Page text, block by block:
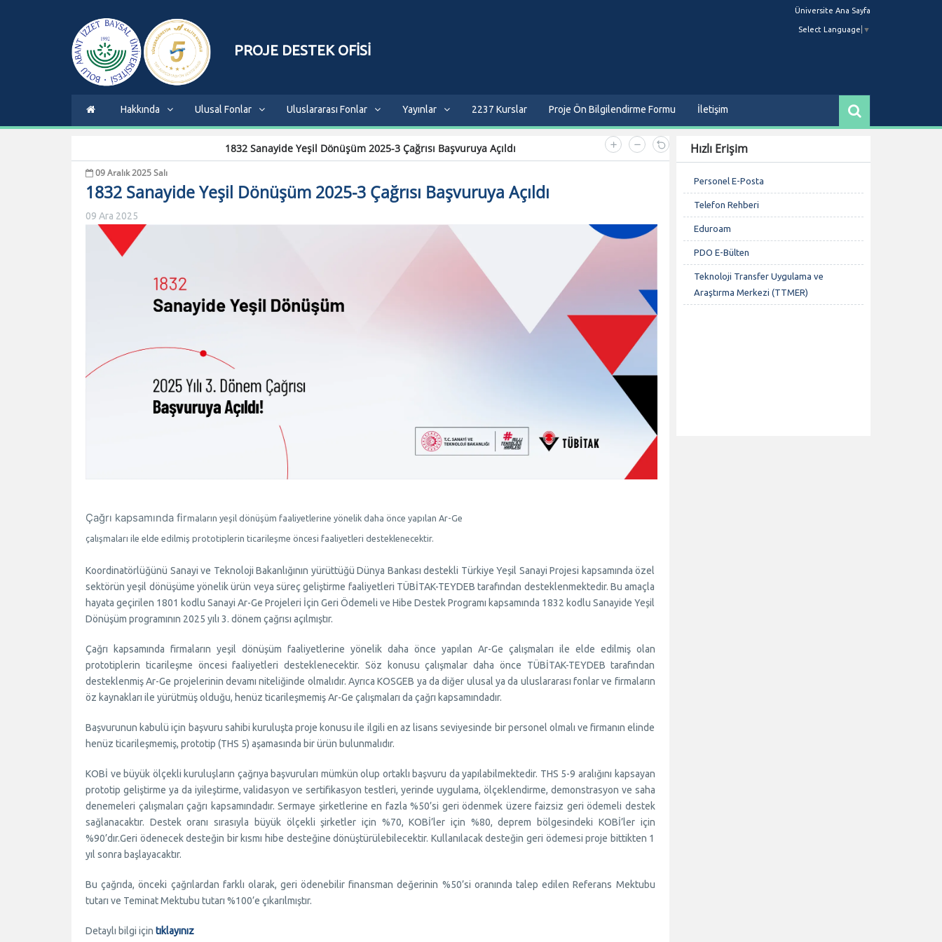
PROJE DESTEK OFİSİ
Üniversite Ana Sayfa
Select Language ▼
Hakkında Ulusal Fonlar Uluslararası Fonlar Yayınlar 2237 Kurslar Proje Ön Bilgilendirme Formu İletişim
1832 Sanayide Yeşil Dönüşüm 2025-3 Çağrısı Başvuruya Açıldı
09 Aralık 2025 Salı
1832 Sanayide Yeşil Dönüşüm 2025-3 Çağrısı Başvuruya Açıldı
+ - 0
09 Ara 2025
Çağrı kapsamında firmaların yeşil dönüşüm faaliyetlerine yönelik daha önce yapılan Ar-Ge
çalışmaları ile elde edilmiş prototiplerin ticarileşme öncesi faaliyetleri desteklenecektir.
Koordinatörlüğünü Sanayi ve Teknoloji Bakanlığının yürüttüğü Dünya Bankası destekli Türkiye Yeşil Sanayi Projesi kapsamında özel
sektörün yeşil dönüşüme yönelik ürün veya süreç geliştirme faaliyetleri TÜBİTAK-TEYDEB tarafından desteklenmektedir. Bu amaçla
hayata geçirilen 1801 kodlu Sanayi Ar-Ge Projeleri İçin Geri Ödemeli ve Hibe Destek Programı kapsamında 1832 kodlu Sanayide Yeşil
Dönüşüm programının 2025 yılı 3. dönem çağrısı açılmıştır.
Çağrı kapsamında firmaların yeşil dönüşüm faaliyetlerine yönelik daha önce yapılan Ar-Ge çalışmaları ile elde edilmiş olan
prototiplerin ticarileşme öncesi faaliyetleri desteklenecektir. Söz konusu çalışmalar daha önce TÜBİTAK-TEYDEB tarafından
desteklenmiş Ar-Ge projelerinin devamı niteliğinde olmalıdır. Ayrıca KOSGEB ya da diğer ulusal ya da uluslararası fonlar ve firmaların
öz kaynakları ile yürütmüş olduğu, henüz ticarileşmemiş Ar-Ge çalışmaları da çağrı kapsamındadır.
Başvurunun kabulü için başvuru sahibi kuruluşta proje konusu ile ilgili en az lisans seviyesinde bir personel olmalı ve firmanın elinde
henüz ticarileşmemiş, prototip (THS 5) aşamasında bir ürün bulunmalıdır.
KOBİ ve büyük ölçekli kuruluşların çağrıya başvuruları mümkün olup ortaklı başvuru da yapılabilmektedir. THS 5-9 aralığını kapsayan
prototip geliştirme ya da iyileştirme, validasyon ve sertifikasyon testleri, yerinde uygulama, ölçeklendirme, demonstrasyon ve saha
denemeleri çalışmaları çağrı kapsamındadır. Sermaye şirketlerine en fazla %50’si geri ödenmek üzere faizsiz geri ödemeli destek
sağlanacaktır. Destek oranı sırasıyla büyük ölçekli şirketler için %70, KOBİ’ler için %80, deprem bölgesindeki KOBİ’ler için
%90’dır.Geri ödenecek desteğin bir kısmı hibe desteğine dönüştürülebilecektir. Kullanılacak desteğin geri ödemesi proje bittikten 1
yıl sonra başlayacaktır.
Bu çağrıda, önceki çağrılardan farklı olarak, geri ödenebilir finansman değerinin %50’si oranında talep edilen Referans Mektubu
tutarı ve Teminat Mektubu tutarı %100’e çıkarılmıştır.
Detaylı bilgi için tıklayınız
Hızlı Erişim
Personel E-Posta
Telefon Rehberi
Eduroam
PDO E-Bülten
Teknoloji Transfer Uygulama ve
Araştırma Merkezi (TTMER)